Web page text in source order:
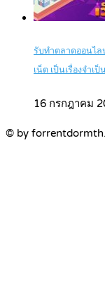
รับทำตลาดออนไ
เน็ต เป็นเรื่องจำเ
16 กรกฎาคม
© by